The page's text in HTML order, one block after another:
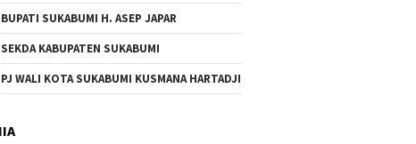
BUPATI SUKABUMI H. ASEP JAPAR
SEKDA KABUPATEN SUKABUMI
PJ WALI KOTA SUKABUMI KUSMANA HARTADJI